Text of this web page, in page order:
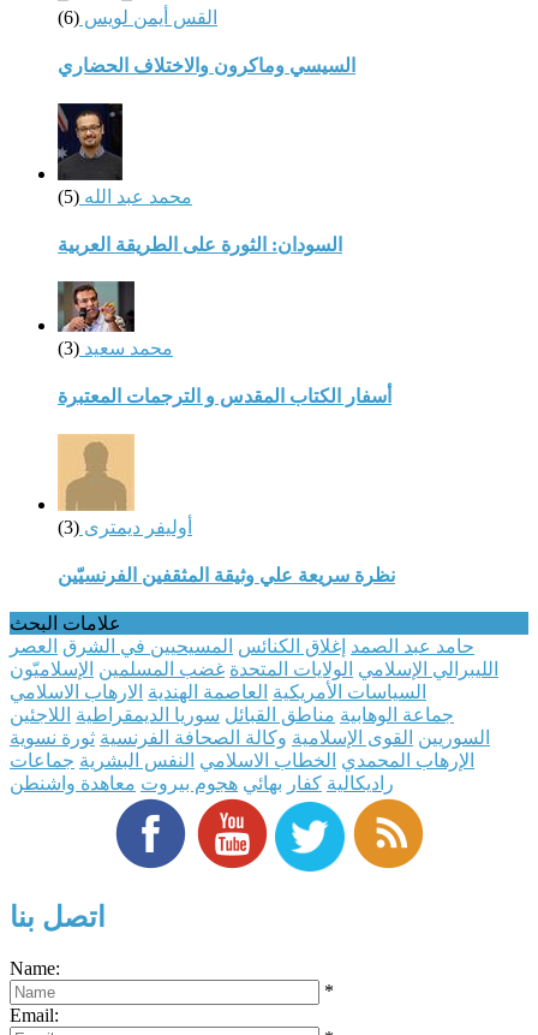
القس أيمن لويس (6)
السيسي وماكرون والاختلاف الحضاري
محمد عبد الله (5)
السودان: الثورة على الطريقة العربية
محمد سعيد (3)
أسفار الكتاب المقدس و الترجمات المعتبرة
أوليفر ديمترى (3)
نظرة سريعة علي وثيقة المثقفين الفرنسيّين
علامات البحث
حامد عبد الصمد إغلاق الكنائس المسيحيين في الشرق العصر
الليبرالي الإسلامي الولايات المتحدة غضب المسلمين الإسلاميّون
السياسات الأمريكية العاصمة الهندية الارهاب الاسلامي
جماعة الوهابية مناطق القبائل سوريا الديمقراطية اللاجئين
السوريين القوى الإسلامية وكالة الصحافة الفرنسية ثورة نسوية
الإرهاب المحمدي الخطاب الاسلامي النفس البشرية جماعات
راديكالية كفار بهائي هجوم بيروت معاهدة واشنطن
اتصل بنا
Name:
*
Email: